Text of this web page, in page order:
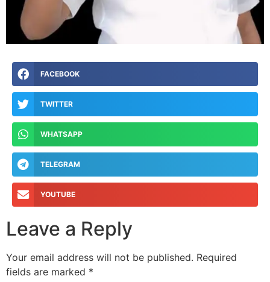
FACEBOOK
TWITTER
WHATSAPP
TELEGRAM
YOUTUBE
Leave a Reply
Your email address will not be published. Required
fields are marked *